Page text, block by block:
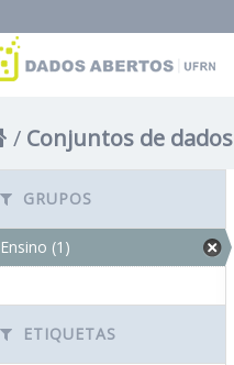
Conjuntos de dados
GRUPOS
Ensino (1)
ETIQUETAS